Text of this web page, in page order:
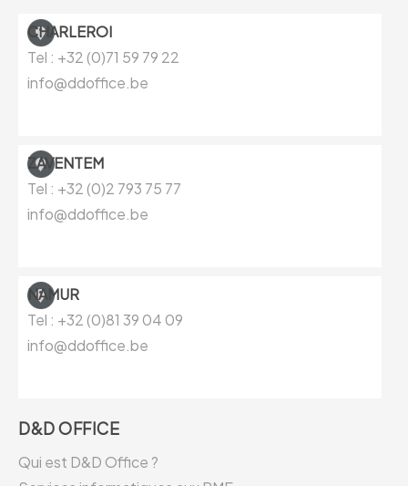
CHARLEROI
Tel : +32 (0)71 59 79 22
info@ddoffice.be
ZAVENTEM
Tel : +32 (0)2 793 75 77
info@ddoffice.be
NAMUR
Tel : +32 (0)81 39 04 09
info@ddoffice.be
D&D OFFICE
Qui est D&D Office ?